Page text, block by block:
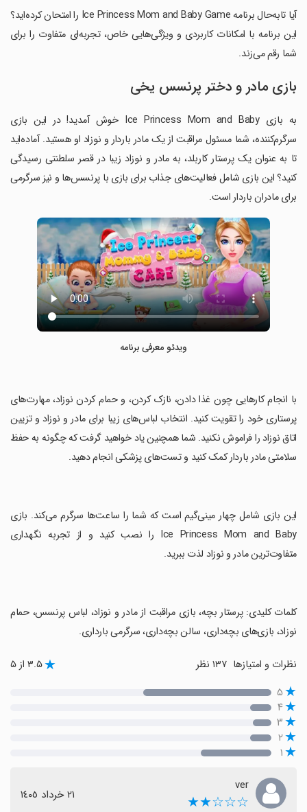
آیا تابه‌حال برنامه Ice Princess Mom and Baby Game را امتحان کرده‌اید؟
این برنامه با امکانات کاربردی و ویژگی‌هایی خاص، تجربه‌ای متفاوت را برای
شما رقم می‌زند.
بازی مادر و دختر پرنسس یخی
به بازی Ice Princess Mom and Baby خوش آمدید! در این بازی
سرگرم‌کننده، شما مسئول مراقبت از یک مادر باردار و نوزاد او هستید. آماده‌اید
تا به عنوان یک پرستار کاربلد، به مادر و نوزاد زیبا در قصر سلطنتی رسیدگی
کنید؟ این بازی شامل فعالیت‌های جذاب برای بازی با پرنسس‌ها و نیز سرگرمی
برای مادران باردار است.
ویدئو معرفی برنامه
‏با انجام کارهایی چون غذا دادن، نازک کردن، و حمام کردن نوزاد، مهارت‌های
پرستاری خود را تقویت کنید. انتخاب لباس‌های زیبا برای مادر و نوزاد و تزیین
اتاق نوزاد را فراموش نکنید. شما همچنین یاد خواهید گرفت که چگونه به حفظ
سلامتی مادر باردار کمک کنید و تست‌های پزشکی انجام دهید.
‏این بازی شامل چهار مینی‌گیم است که شما را ساعت‌ها سرگرم می‌کند. بازی
Ice Princess Mom and Baby را نصب کنید و از تجربه نگهداری
متفاوت‌ترین مادر و نوزاد لذت ببرید.
‏کلمات کلیدی: پرستار بچه، بازی مراقبت از مادر و نوزاد، لباس پرنسس، حمام
نوزاد، بازی‌های بچه‌داری، سالن بچه‌داری، سرگرمی بارداری.
نظرات و امتیازها ۳.۵ از ۵
۵
۴
۳
۲
۱
ver
☆☆☆★★ ٢١ خرداد ١٤٠٥